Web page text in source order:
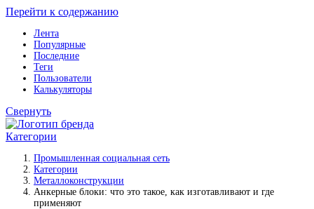
Перейти к содержанию
Лента
Популярные
Последние
Теги
Пользователи
Калькуляторы
Свернуть
Категории
Промышленная социальная сеть
Категории
Металлоконструкции
Анкерные блоки: что это такое, как изготавливают и где
применяют